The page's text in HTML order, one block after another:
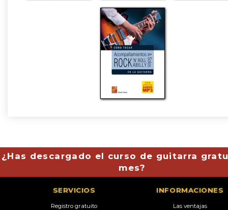
¿Has descargado el curso de guitarra
mes?
SERVICIOS
Registro gratuito
INFORMACIONES
Las ventajas